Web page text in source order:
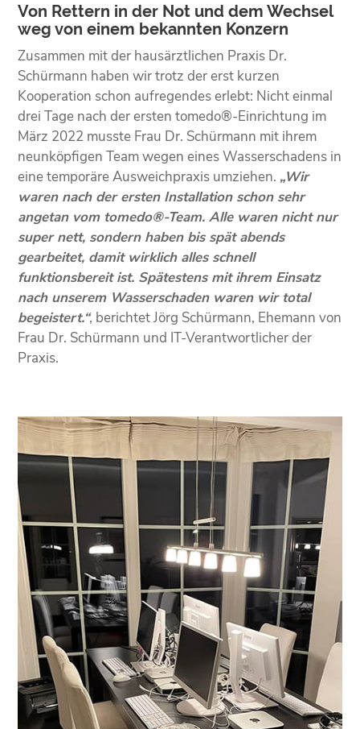
Von Rettern in der Not und dem Wechsel
weg von einem bekannten Konzern
Zusammen mit der hausärztlichen Praxis Dr.
Schürmann haben wir trotz der erst kurzen
Kooperation schon aufregendes erlebt: Nicht einmal
drei Tage nach der ersten tomedo®-Einrichtung im
März 2022 musste Frau Dr. Schürmann mit ihrem
neunköpfigen Team wegen eines Wasserschadens in
eine temporäre Ausweichpraxis umziehen. „Wir
waren nach der ersten Installation schon sehr
angetan vom tomedo®-Team. Alle waren nicht nur
super nett, sondern haben bis spät abends
gearbeitet, damit wirklich alles schnell
funktionsbereit ist. Spätestens mit ihrem Einsatz
nach unserem Wasserschaden waren wir total
begeistert.“, berichtet Jörg Schürmann, Ehemann von
Frau Dr. Schürmann und IT-Verantwortlicher der
Praxis.